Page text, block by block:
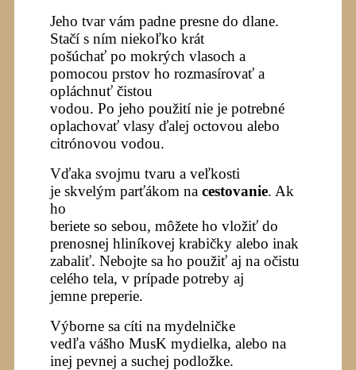
Jeho tvar vám padne presne do dlane.
Stačí s ním niekoľko krát
pošúchať po mokrých vlasoch a
pomocou prstov ho rozmasírovať a
opláchnuť čistou
vodou. Po jeho použití nie je potrebné
oplachovať vlasy ďalej octovou alebo
citrónovou vodou.
Vďaka svojmu tvaru a veľkosti
je skvelým parťákom na cestovanie. Ak
ho
beriete so sebou, môžete ho vložiť do
prenosnej hliníkovej krabičky alebo inak
zabaliť. Nebojte sa ho použiť aj na očistu
celého tela, v prípade potreby aj
jemne preperie.
Výborne sa cíti na mydelničke
vedľa vášho MusK mydielka, alebo na
inej pevnej a suchej podložke.